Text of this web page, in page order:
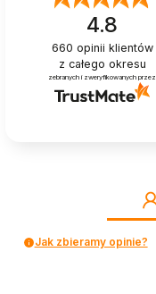
4.8
660 opinii klientów
z całego okresu
zebranych i zweryfikowanych przez
Jak zbieramy opinie?